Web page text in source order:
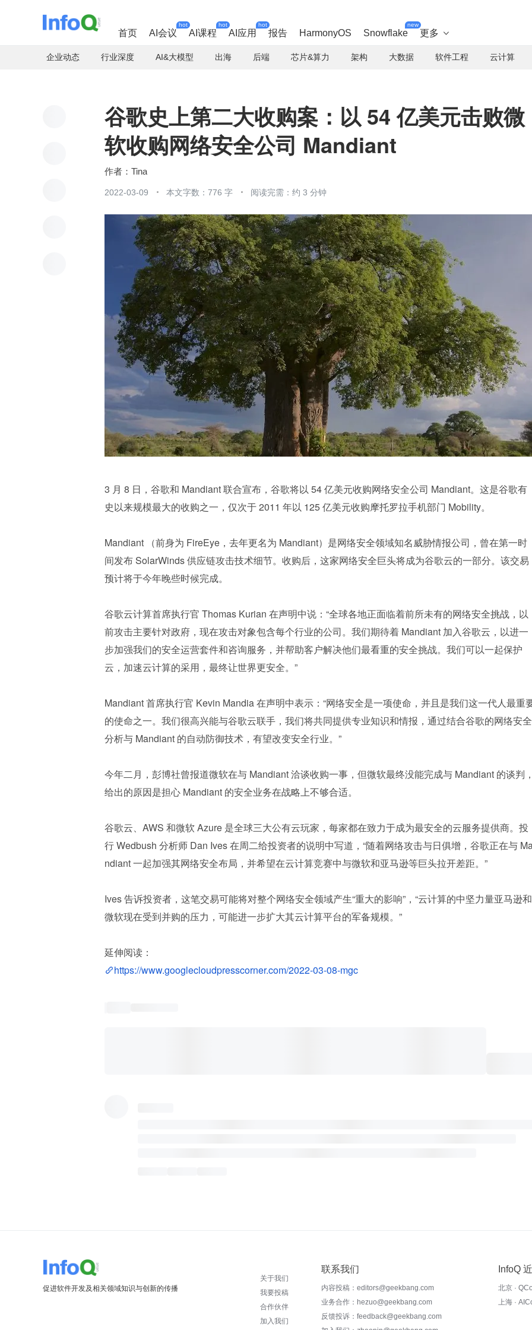
首页 AI会议
hot
AI课程
hot
AI应用
hot
报告 HarmonyOS Snowflake
new
更多 
企业动态 行业深度 AI&大模型 出海 后端 芯片&算力 架构 大数据 软件工程 云计算
谷歌史上第二大收购案：以 54 亿美元击败微
软收购网络安全公司 Mandiant
Tina
2022-03-09 本文字数：776 字 阅读完需：约 3 分钟
3 月 8 日，谷歌和 Mandiant 联合宣布，谷歌将以 54 亿美元收购网络安全公司 Mandiant。这是谷歌有
史以来规模最大的收购之一，仅次于 2011 年以 125 亿美元收购摩托罗拉手机部门 Mobility。
Mandiant （前身为 FireEye，去年更名为 Mandiant）是网络安全领域知名威胁情报公司，曾在第一时
间发布 SolarWinds 供应链攻击技术细节。收购后，这家网络安全巨头将成为谷歌云的一部分。该交易
预计将于今年晚些时候完成。
谷歌云计算首席执行官 Thomas Kurian 在声明中说：“全球各地正面临着前所未有的网络安全挑战，以
前攻击主要针对政府，现在攻击对象包含每个行业的公司。我们期待着 Mandiant 加入谷歌云，以进一
步加强我们的安全运营套件和咨询服务，并帮助客户解决他们最看重的安全挑战。我们可以一起保护
云，加速云计算的采用，最终让世界更安全。”
Mandiant 首席执行官 Kevin Mandia 在声明中表示：“网络安全是一项使命，并且是我们这一代人最重
的使命之一。我们很高兴能与谷歌云联手，我们将共同提供专业知识和情报，通过结合谷歌的网络安全
分析与 Mandiant 的自动防御技术，有望改变安全行业。”
今年二月，彭博社曾报道微软在与 Mandiant 洽谈收购一事，但微软最终没能完成与 Mandiant 的谈判
给出的原因是担心 Mandiant 的安全业务在战略上不够合适。
谷歌云、AWS 和微软 Azure 是全球三大公有云玩家，每家都在致力于成为最安全的云服务提供商。投
行 Wedbush 分析师 Dan Ives 在周二给投资者的说明中写道，“随着网络攻击与日俱增，谷歌正在与
ndiant 一起加强其网络安全布局，并希望在云计算竞赛中与微软和亚马逊等巨头拉开差距。”
Ives 告诉投资者，这笔交易可能将对整个网络安全领域产生“重大的影响”，“云计算的中坚力量亚马逊和
微软现在受到并购的压力，可能进一步扩大其云计算平台的军备规模。”
延伸阅读：
https://www.googlecloudpresscorner.com/2022-03-08-mgc
促进软件开发及相关领域知识与创新的传播
关于我们
我要投稿
合作伙伴
加入我们
联系我们
内容投稿：editors@geekbang.com
业务合作：hezuo@geekbang.com
反馈投诉：feedback@geekbang.com
InfoQ
北京 ·
上海 ·